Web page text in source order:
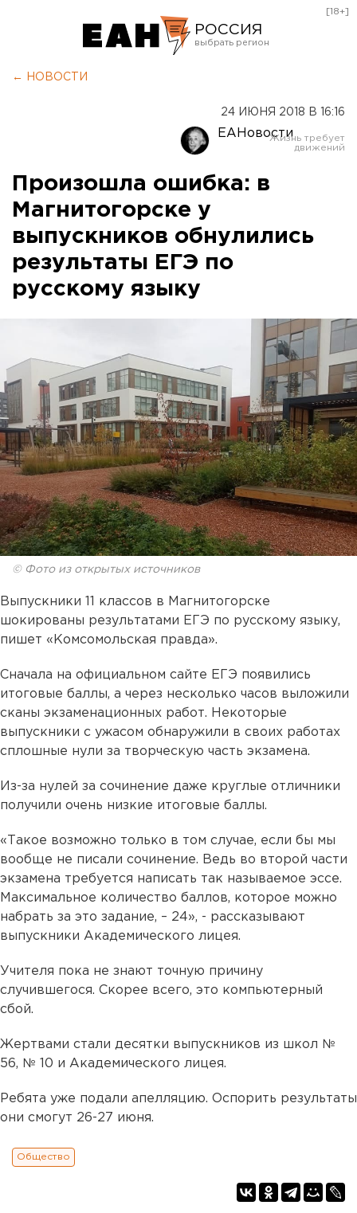
РОССИЯ
Оренбург
[18+]
← НОВОСТИ
24 ИЮНЯ 2018 В 16:16
ЕАНовости
Произошла ошибка: в
Магнитогорске у
выпускников обнулились
результаты ЕГЭ по
русскому языку
© Фото из открытых источников
Выпускники 11 классов в Магнитогорске
шокированы результатами ЕГЭ по русскому языку,
пишет «Комсомольская правда».
Сначала на официальном сайте ЕГЭ появились
итоговые баллы, а через несколько часов выложили
сканы экзаменационных работ. Некоторые
выпускники с ужасом обнаружили в своих работах
сплошные нули за творческую часть экзамена.
Из-за нулей за сочинение даже круглые отличники
получили очень низкие итоговые баллы.
«Такое возможно только в том случае, если бы мы
вообще не писали сочинение. Ведь во второй части
экзамена требуется написать так называемое эссе.
Максимальное количество баллов, которое можно
набрать за это задание, – 24», - рассказывают
выпускники Академического лицея.
Учителя пока не знают точную причину
случившегося. Скорее всего, это компьютерный
сбой.
Жертвами стали десятки выпускников из школ №
56, № 10 и Академического лицея.
Ребята уже подали апелляцию. Оспорить результаты
они смогут 26-27 июня.
Общество